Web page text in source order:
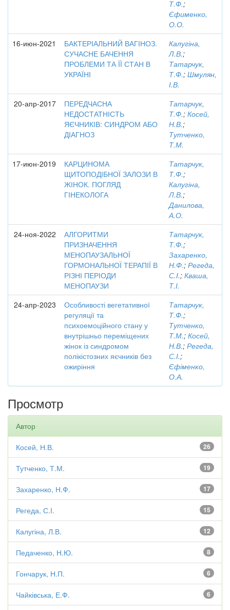
Т.Ф.;
Єфименко,
О.О.
16-июн-2021
БАКТЕРІАЛЬНИЙ ВАГІНОЗ.
СУЧАСНЕ БАЧЕННЯ
ПРОБЛЕМИ ТА ЇЇ СТАН В
УКРАЇНІ
Калугіна,
Л.В.;
Татарчук,
Т.Ф.; Шмулян,
І.В.
20-апр-2017
ПЕРЕДЧАСНА
НЕДОСТАТНІСТЬ
ЯЄЧНИКІВ: СИНДРОМ АБО
ДІАГНОЗ
Татарчук,
Т.Ф.; Косей,
Н.В.;
Тутченко,
Т.М.
17-июн-2019
КАРЦИНОМА
ЩИТОПОДІБНОЇ ЗАЛОЗИ В
ЖІНОК. ПОГЛЯД
ГІНЕКОЛОГА
Татарчук,
Т.Ф.;
Калугіна,
Л.В.;
Данилова,
А.О.
24-ноя-2022
АЛГОРИТМИ
ПРИЗНАЧЕННЯ
МЕНОПАУЗАЛЬНОЇ
ГОРМОНАЛЬНОЇ ТЕРАПІЇ В
РІЗНІ ПЕРІОДИ
МЕНОПАУЗИ
Татарчук,
Т.Ф.;
Захаренко,
Н.Ф.; Регеда,
С.І.; Кваша,
Т.І.
24-апр-2023
Особливості вегетативної
регуляції та
психоемоційного стану у
внутрішньо переміщених
жінок із синдромом
полікістозних яєчників без
ожиріння
Татарчук,
Т.Ф.;
Тутченко,
Т.М.; Косей,
Н.В.; Регеда,
С.І.;
Єфіменко,
О.А.
Просмотр
Автор
26
Косей, Н.В.
19
Тутченко, Т.М.
17
Захаренко, Н.Ф.
15
Регеда, С.І.
12
Калугіна, Л.В.
8
Педаченко, Н.Ю.
6
Гончарук, Н.П.
6
Чайківська, Е.Ф.